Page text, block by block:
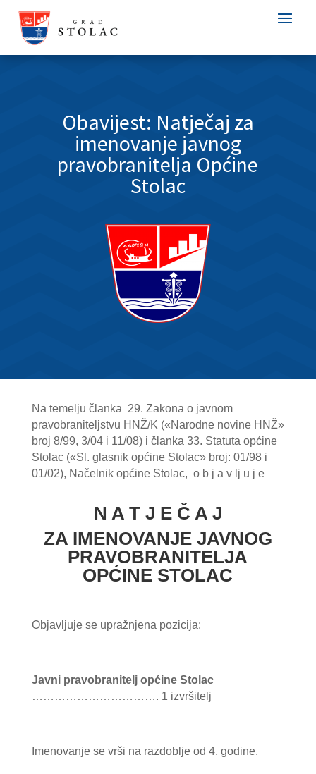
Obavijest: Natječaj za
imenovanje javnog
pravobranitelja Općine
Stolac
Na temelju članka 29. Zakona o javnom
pravobraniteljstvu HNŽ/K («Narodne novine HNŽ»
broj 8/99, 3/04 i 11/08) i članka 33. Statuta općine
Stolac («Sl. glasnik općine Stolac» broj: 01/98 i
01/02), Načelnik općine Stolac, o b j a v lj u j e
N A T J E Č A J
ZA IMENOVANJE JAVNOG
PRAVOBRANITELJA
OPĆINE STOLAC
Objavljuje se upražnjena pozicija:
Javni pravobranitelj općine Stolac
……………………………. 1 izvršitelj
Imenovanje se vrši na razdoblje od 4. godine.